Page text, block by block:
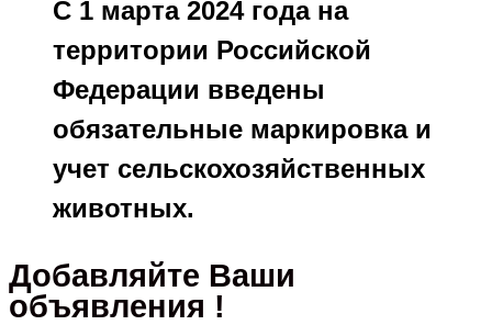
С 1 марта 2024 года на
территории Российской
Федерации введены
обязательные маркировка и
учет сельскохозяйственных
животных.
Добавляйте Ваши
объявления !